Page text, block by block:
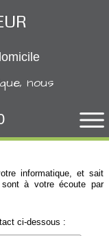
nous
informatique, et sait
à votre écoute par
ci-dessous :